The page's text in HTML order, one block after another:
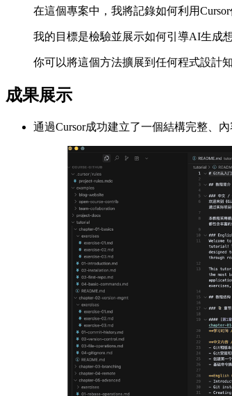
在這個專案中，我將記錄如何利用
我的目標是檢驗並展示如何引導AI生成
你可以將這個方法擴展到任何程式設計
成果展示
通過Cursor成功建立了一個結構完整、